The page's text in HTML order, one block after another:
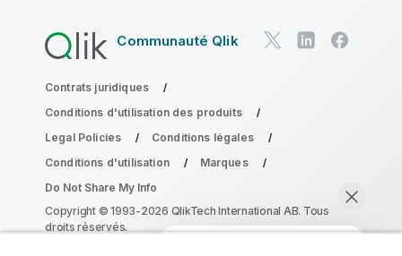
Communauté Qlik
Contrats juridiques
Conditions d'utilisation des produits
Legal Policies
Conditions légales
Conditions d'utilisation
Marques
Do Not Share My Info
Copyright © 1993-2026 QlikTech International AB. Tous
droits réservés.